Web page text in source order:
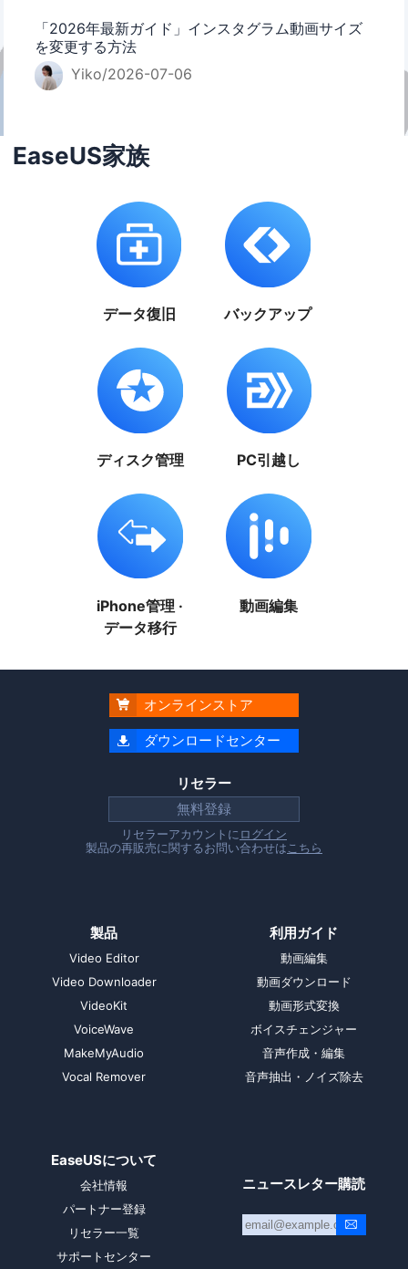
「2026年最新ガイド」インスタグラム動画サイズ
を変更する方法
Yiko/2026-07-06
EaseUS家族
データ復旧 バックアップ
ディスク管理 PC引越し
iPhone管理 ·
データ移行
動画編集
 オンラインストア
 ダウンロードセンター
リセラー
無料登録
リセラーアカウントに ログイン
製品の再販売に関するお問い合わせは こちら
製品
Video Editor
Video Downloader
VideoKit
VoiceWave
MakeMyAudio
Vocal Remover
利用ガイド
動画編集
動画ダウンロード
動画形式変換
ボイスチェンジャー
音声作成・編集
音声抽出・ノイズ除去
EaseUSについて
会社情報
パートナー登録
リセラー一覧
サポートセンター
ニュースレター購読